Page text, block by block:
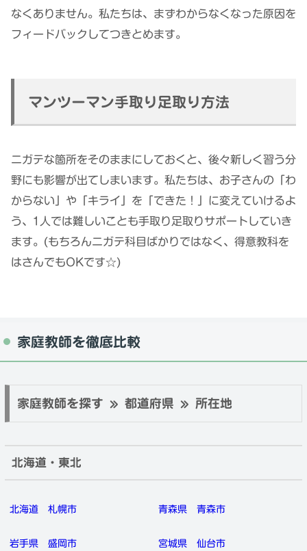
なくありません。私たちは、まずわからなくなった原因を
フィードバックしてつきとめます。
マンツーマン手取り足取り方法
ニガテな箇所をそのままにしておくと、後々新しく習う分
野にも影響が出てしまいます。私たちは、お子さんの「わ
からない」や「キライ」を「できた！」に変えていけるよ
う、1人では難しいことも手取り足取りサポートしていき
ます。(もちろんニガテ科目ばかりではなく、得意教科を
はさんでもOKです☆)
家庭教師を徹底比較
家庭教師を探す » 都道府県 » 所在地
北海道・東北
北海道 札幌市 青森県 青森市
岩手県 盛岡市 宮城県 仙台市